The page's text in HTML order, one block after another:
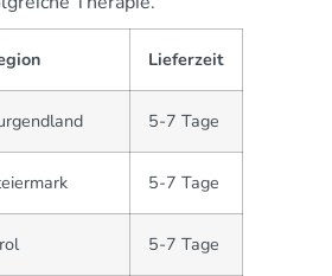
Lieferzeit
5-7 Tage
5-7 Tage
5-7 Tage